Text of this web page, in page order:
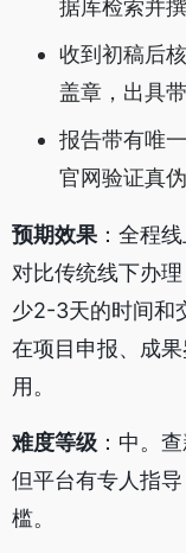
据库检索并撰
收到初稿后
盖章，出具
报告带有唯
官网验证真伪
预期效果：全程线
对比传统线下办
少2-3天的时间和
在项目申报、成
用。
难度等级 ：中。
但平台有专人指
槛。